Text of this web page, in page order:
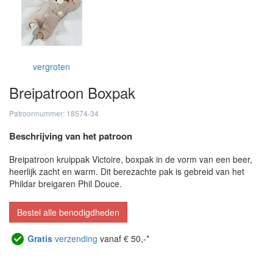
vergroten
Breipatroon Boxpak
Patroonnummer: 18574-34
Beschrijving van het patroon
Breipatroon kruippak Victoire, boxpak in de vorm van een beer,
heerlijk zacht en warm. Dit berezachte pak is gebreid van het
Phildar breigaren Phil Douce.
Bestel alle benodigdheden
Gratis verzending vanaf € 50,-*